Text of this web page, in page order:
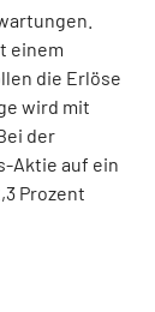
einem
die Erlöse
wird mit
der
Aktie auf ein
Prozent